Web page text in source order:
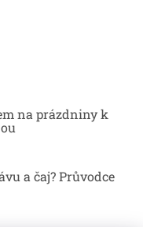
na prázdniny k
a čaj? Průvodce